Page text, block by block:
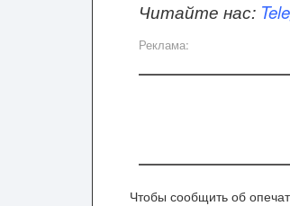
Читайте нас:
Реклама:
Чтобы сообщить об